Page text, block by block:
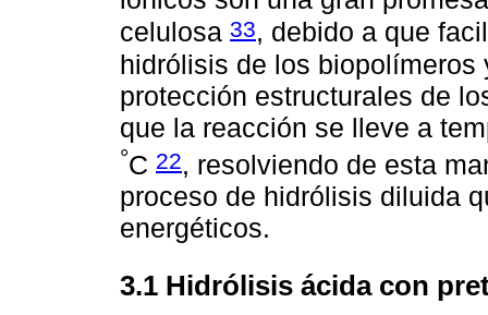
celulosa 33, debido a que
hidrólisis de los
protección estructurales de
que la reacción se lleve a
°C 22, resolviendo de esta
proceso de hidrólisis diluida
energéticos.
3.1 Hidrólisis ácida con